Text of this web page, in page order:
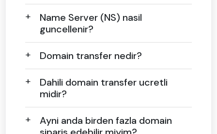
Name Server (NS) nasil
guncellenir?
Domain transfer nedir?
Dahili domain transfer ucretli
midir?
Ayni anda birden fazla domain